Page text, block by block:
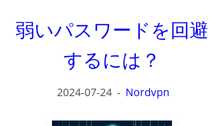
弱いパスワードを回避
するには？
2024-07-24- Nordvpn